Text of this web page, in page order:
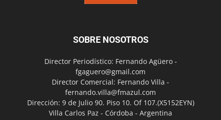
SOBRE NOSOTROS
Director Periodístico: Fernando Agüero -
fgaguero@gmail.com
Director Comercial: Fernando Villa -
fernando.villa@fmazul.com
Dirección: 9 de Julio 90. Piso 10. Of 107.(X5152EYN)
Villa Carlos Paz - Córdoba - Argentina